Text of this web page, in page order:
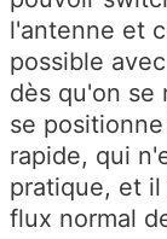
l'antenne et
possible
dès qu'on se
se
rapide, qui
pratique, et
flux normal